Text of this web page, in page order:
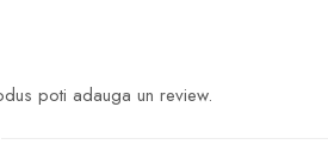
poti adauga un review.